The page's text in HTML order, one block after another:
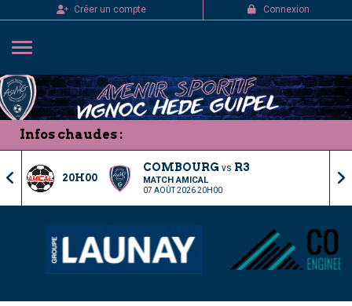
Créer un compte Connexion
Infos chaudes :
20H00
COMBOURG vs R3
MATCH AMICAL
07 AOÛT 2026 20H00
Panneau de gestion des cookies